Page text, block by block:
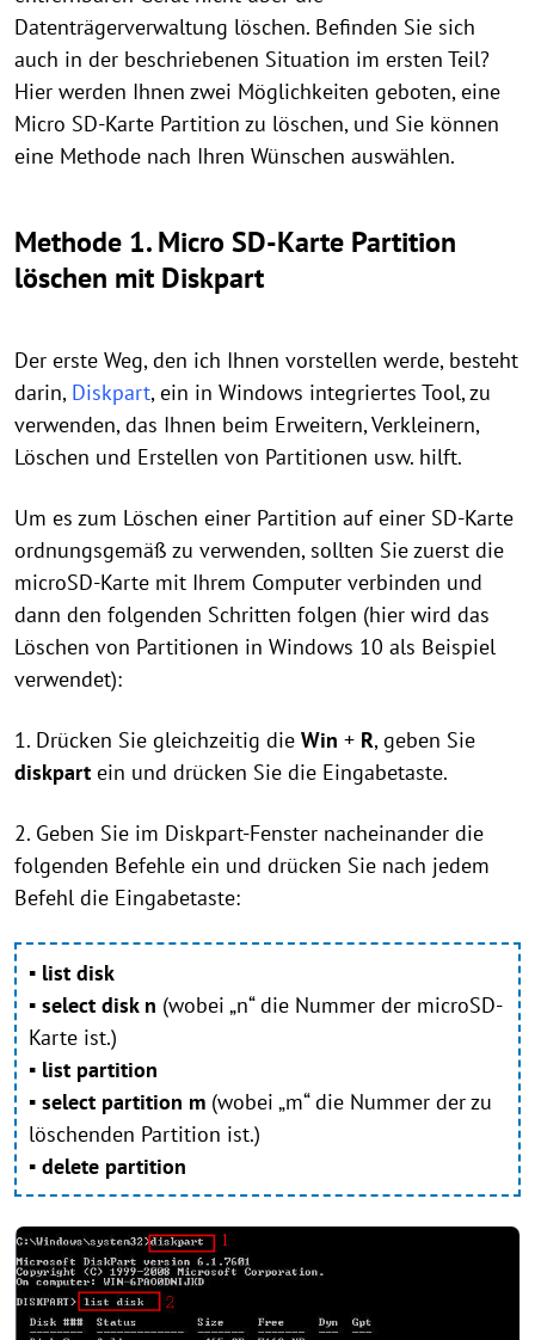
Datenträgerverwaltung löschen. Befinden Sie sich
auch in der beschriebenen Situation im ersten Teil?
Hier werden Ihnen zwei Möglichkeiten geboten, eine
Micro SD-Karte Partition zu löschen, und Sie können
eine Methode nach Ihren Wünschen auswählen.
Methode 1. Micro SD-Karte Partition
löschen mit Diskpart
Der erste Weg, den ich Ihnen vorstellen werde, besteht
darin, Diskpart, ein in Windows integriertes Tool, zu
verwenden, das Ihnen beim Erweitern, Verkleinern,
Löschen und Erstellen von Partitionen usw. hilft.
Um es zum Löschen einer Partition auf einer SD-Karte
ordnungsgemäß zu verwenden, sollten Sie zuerst die
microSD-Karte mit Ihrem Computer verbinden und
dann den folgenden Schritten folgen (hier wird das
Löschen von Partitionen in Windows 10 als Beispiel
verwendet):
1. Drücken Sie gleichzeitig die Win + R, geben Sie
diskpart ein und drücken Sie die Eingabetaste.
2. Geben Sie im Diskpart-Fenster nacheinander die
folgenden Befehle ein und drücken Sie nach jedem
Befehl die Eingabetaste:
▪ list disk
▪ select disk n (wobei „n“ die Nummer der microSD-
Karte ist.)
▪ list partition
▪ select partition m (wobei „m“ die Nummer der zu
löschenden Partition ist.)
▪ delete partition